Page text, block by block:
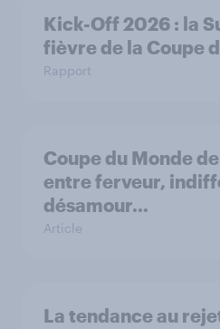
Kick-Off 2026 : la
fièvre de la Coupe
Rapport
Coupe du Monde
entre ferveur, indifférence et
désamour…
Article
La tendance au